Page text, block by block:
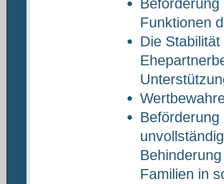
Funktionen
Die Stabilität
Familien in